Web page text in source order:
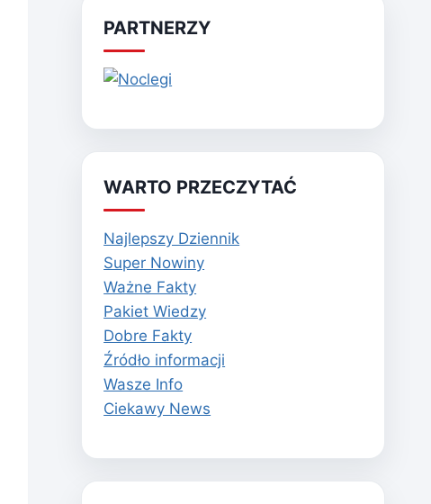
PARTNERZY
WARTO PRZECZYTAĆ
Najlepszy Dziennik
Super Nowiny
Ważne Fakty
Pakiet Wiedzy
Dobre Fakty
Źródło informacji
Wasze Info
Ciekawy News